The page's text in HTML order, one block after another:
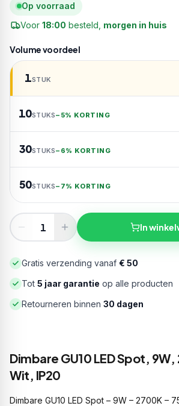
Op voorraad
Voor 18:00 besteld, morgen in huis
Volume voordeel
1STUK
10STUKS− 5% KORTING
30STUKS− 6% KORTING
50STUKS− 7% KORTING
In
Gratis verzending vanaf € 50
Tot 5 jaar garantie op alle producten
Retourneren binnen 30 dagen
Dimbare GU10 LED Spot,
Wit, IP20
Dimbare GU10 LED Spot – 9W – 2700K –